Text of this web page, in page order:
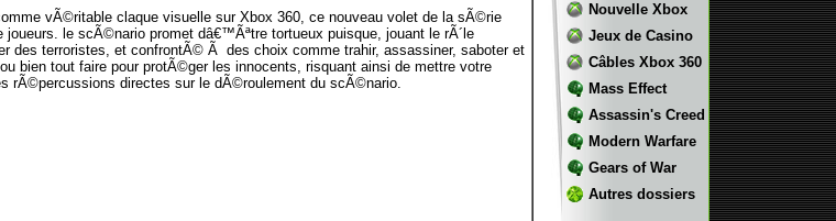
vÃ©ritable claque visuelle sur Xbox 360, ce nouveau volet de la sÃ©rie
le scÃ©nario promet dâ€™Ãªtre tortueux puisque, jouant le rÃ´le
terroristes, et confrontÃ© Ã des choix comme trahir, assassiner, saboter et
bien tout faire pour protÃ©ger les innocents, risquant ainsi de mettre votre
rÃ©percussions directes sur le dÃ©roulement du scÃ©nario.
Nouvelle Xbox
Jeux de Casino
Câbles Xbox 360
Mass Effect
Assassin's Creed
Modern Warfare
Gears of War
Autres dossiers